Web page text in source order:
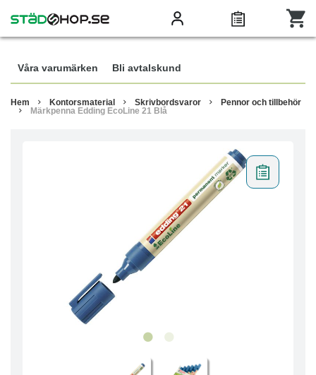
Våra varumärken Bli avtalskund
Hem Kontorsmaterial Skrivbordsvaror
Pennor och tillbehör
Märkpenna Edding EcoLine 21 Blå